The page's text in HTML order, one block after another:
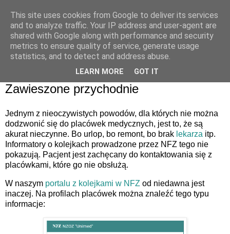
Zawieszone przychodnie
Jednym z nieoczywistych powodów, dla których nie można
dodzwonić się do placówek medycznych, jest to, że są
akurat nieczynne. Bo urlop, bo remont, bo brak lekarza itp.
Informatory o kolejkach prowadzone przez NFZ tego nie
pokazują. Pacjent jest zachęcany do kontaktowania się z
placówkami, które go nie obsłużą.
W naszym portalu z kolejkami w NFZ od niedawna jest
inaczej. Na profilach placówek można znaleźć tego typu
informacje:
This site uses cookies from Google to deliver its services
and to analyze traffic. Your IP address and user-agent are
shared with Google along with performance and security
metrics to ensure quality of service, generate usage
statistics, and to detect and address abuse.
LEARN MORE GOT IT